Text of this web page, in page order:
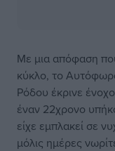
Με μια απόφαση
κύκλο, το
Ρόδου έκρινε
έναν 22χρονο
είχε εμπλακεί σε
μόλις ημέρες